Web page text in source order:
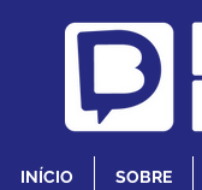
INÍCIO SOBRE